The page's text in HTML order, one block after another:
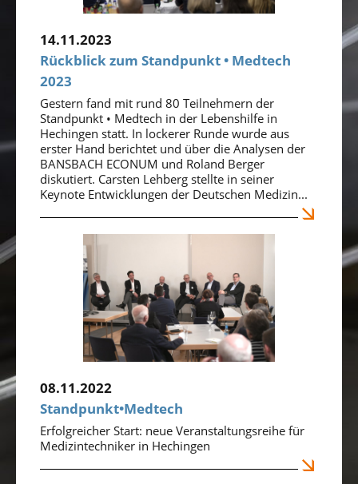
14.11.2023
Rückblick zum Standpunkt • Medtech
2023
Gestern fand mit rund 80 Teilnehmern der
Standpunkt • Medtech in der Lebenshilfe in
Hechingen statt. In lockerer Runde wurde aus
erster Hand berichtet und über die Analysen der
BANSBACH ECONUM und Roland Berger
diskutiert. Carsten Lehberg stellte in seiner
Keynote Entwicklungen der Deutschen Medizin...
08.11.2022
Standpunkt•Medtech
Erfolgreicher Start: neue Veranstaltungsreihe für
Medizintechniker in Hechingen